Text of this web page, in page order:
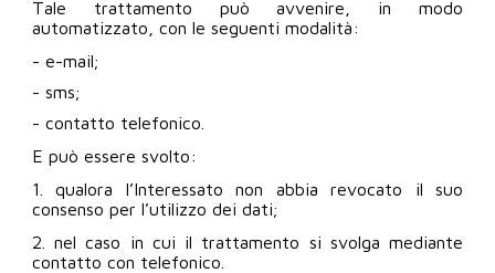
Tale trattamento può avvenire, in modo
automatizzato, con le seguenti modalità:
- e-mail;
- sms;
- contatto telefonico.
E può essere svolto:
1. qualora l’Interessato non abbia revocato il suo
consenso per l’utilizzo dei dati;
2. nel caso in cui il trattamento si svolga mediante
contatto con telefonico.